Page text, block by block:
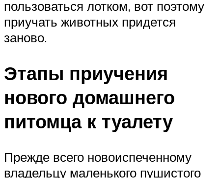
пользоваться лотком, вот поэтому
приучать животных придется
заново.
Этапы приучения
нового домашнего
питомца к туалету
Прежде всего новоиспеченному
владельцу маленького пушистого